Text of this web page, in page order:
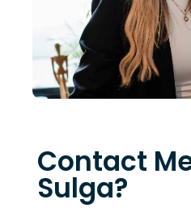
Contact
Sulga?